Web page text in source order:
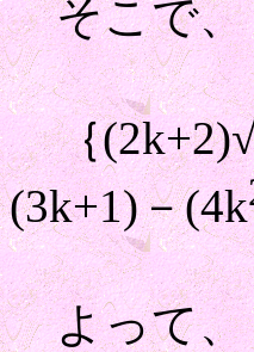
そこで、
｛
(3k+1)－(4k
よって、